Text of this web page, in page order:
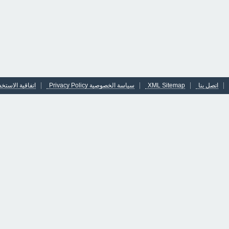
اتصل بنا XML Sitemap سياسة الخصوصية Privacy Policy اتفاقية